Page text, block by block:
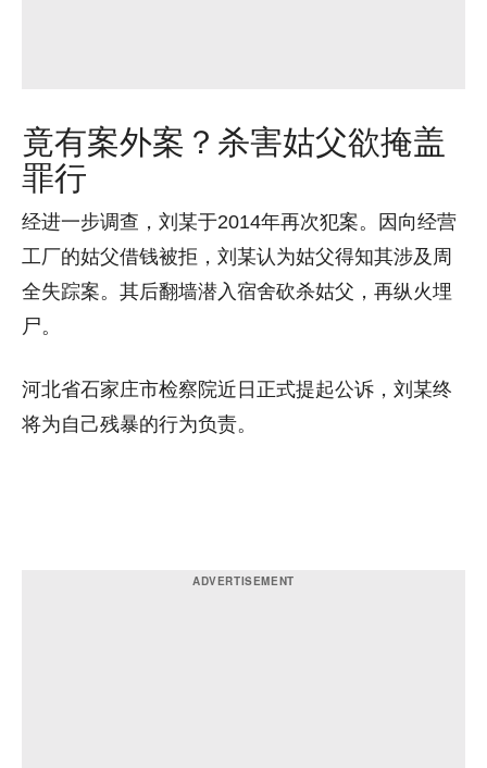
竟有案外案？杀害姑父欲掩盖
罪行
经进一步调查，刘某于2014年再次犯案。因向经营
工厂的姑父借钱被拒，刘某认为姑父得知其涉及周
全失踪案。其后翻墙潜入宿舍砍杀姑父，再纵火埋
尸。
河北省石家庄市检察院近日正式提起公诉，刘某终
将为自己残暴的行为负责。